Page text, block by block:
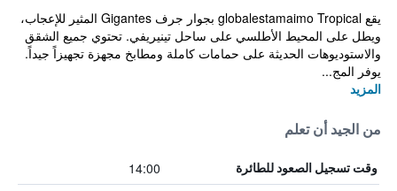
يقع globalestamaimo Tropical بجوار جرف Gigantes المثير للإعجاب،
ويطل على المحيط الأطلسي على ساحل تينيريفي. تحتوي جميع الشقق
والاستوديوهات الحديثة على حمامات كاملة ومطابخ مجهزة تجهيزاً جيداً.
يوفر المج...
المزيد
من الجيد أن تعلم
وقت تسجيل الصعود للطائرة 14:00